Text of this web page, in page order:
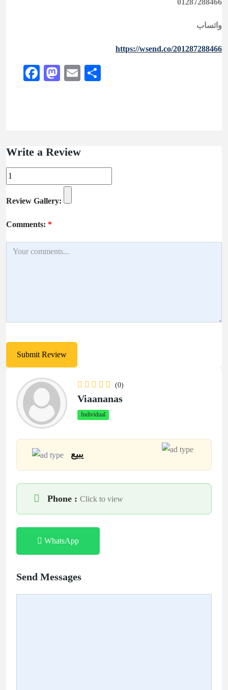
01287288466
واتساب
https://wsend.co/201287288466
Facebook
Mastodon
Email
Write a Review
Review Gallery:
Comments: *
(0)
Viaananas
Individual
يبيع
Phone : Click to view
WhatsApp
Send Messages